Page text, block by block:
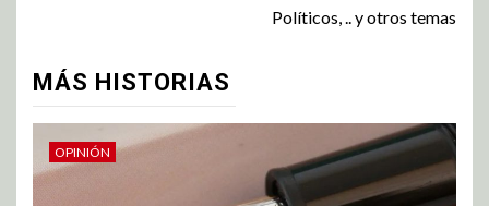
Políticos, .. y otros temas
MÁS HISTORIAS
OPINIÓN